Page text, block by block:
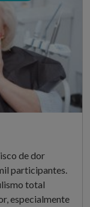
de dor
participantes.
total
especialmente